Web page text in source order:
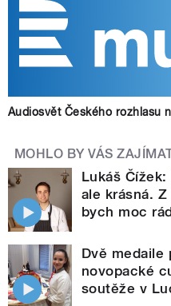
Audiosvět Českého rozhlasu
MOHLO BY VÁS
Lukáš
ale krásná.
bych moc
Dvě medaile
novopacké
soutěže v